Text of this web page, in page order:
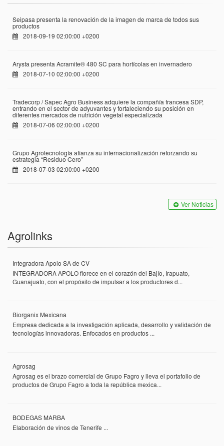
Seipasa presenta la renovación de la imagen de marca de todos sus
productos
2018-09-19 02:00:00 +0200
Arysta presenta Acramite® 480 SC para hortícolas en invernadero
2018-07-10 02:00:00 +0200
Tradecorp / Sapec Agro Business adquiere la compañía francesa SDP,
entrando en el sector de adyuvantes y fortaleciendo su posición en
diferentes mercados de nutrición vegetal especializada
2018-07-06 02:00:00 +0200
Grupo Agrotecnología afianza su internacionalización reforzando su
estrategia “Residuo Cero”
2018-07-03 02:00:00 +0200
Ver Noticias
Agrolinks
Integradora Apolo SA de CV
INTEGRADORA APOLO florece en el corazón del Bajío, Irapuato,
Guanajuato, con el propósito de impulsar a los productores d...
Biorganix Mexicana
Empresa dedicada a la investigación aplicada, desarrollo y validación de
tecnologías innovadoras. Enfocados en productos ...
Agrosag
Agrosag es el brazo comercial de Grupo Fagro y lleva el portafolio de
productos de Grupo Fagro a toda la república mexica...
BODEGAS MARBA
Elaboración de vinos de Tenerife ...